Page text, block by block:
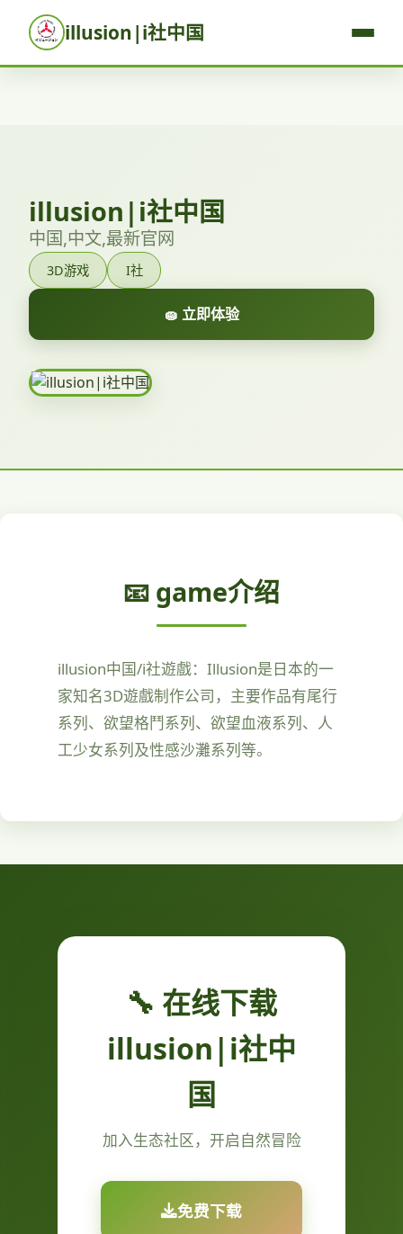
illusion|i社中国
illusion|i社中国
中国,中文,最新官网
3D游戏 I社
🧽 立即体验
📧 game介绍
illusion中国/i社遊戲：Illusion是日本的一
家知名3D遊戲制作公司，主要作品有尾行
系列、欲望格鬥系列、欲望血液系列、人
工少女系列及性感沙灘系列等。
🔧 在线下载
illusion|i社中
国
加入生态社区，开启自然冒险
免费下载